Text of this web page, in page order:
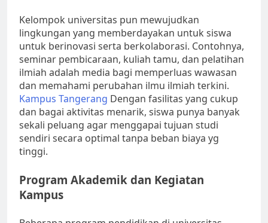
Kelompok universitas pun mewujudkan
lingkungan yang memberdayakan untuk siswa
untuk berinovasi serta berkolaborasi. Contohnya,
seminar pembicaraan, kuliah tamu, dan pelatihan
ilmiah adalah media bagi memperluas wawasan
dan memahami perubahan ilmu ilmiah terkini.
Kampus Tangerang Dengan fasilitas yang cukup
dan bagai aktivitas menarik, siswa punya banyak
sekali peluang agar menggapai tujuan studi
sendiri secara optimal tanpa beban biaya yg
tinggi.
Program Akademik dan Kegiatan
Kampus